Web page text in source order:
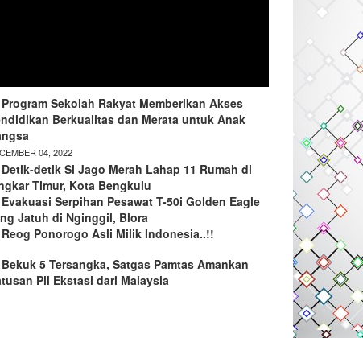
Sekolah Rakyat Memberikan Akses
Berkualitas dan Merata untuk Anak
04, 2022
Detik-detik Si Jago Merah Lahap 11 Rumah di
Timur, Kota Bengkulu
Evakuasi Serpihan Pesawat T-50i Golden Eagle
Jatuh di Nginggil, Blora
Reog Ponorogo Asli Milik Indonesia..!!
Bekuk 5 Tersangka, Satgas Pamtas Amankan
Pil Ekstasi dari Malaysia